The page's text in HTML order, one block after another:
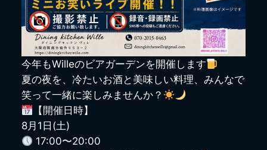
今年もWilleのビアガーデンを開催します
夏の夜を、冷たいお酒と美味しい料理、みんなで
笑って一緒に楽しみませんか？
【開催日時】
8月1日(土)
17:00〜20:00